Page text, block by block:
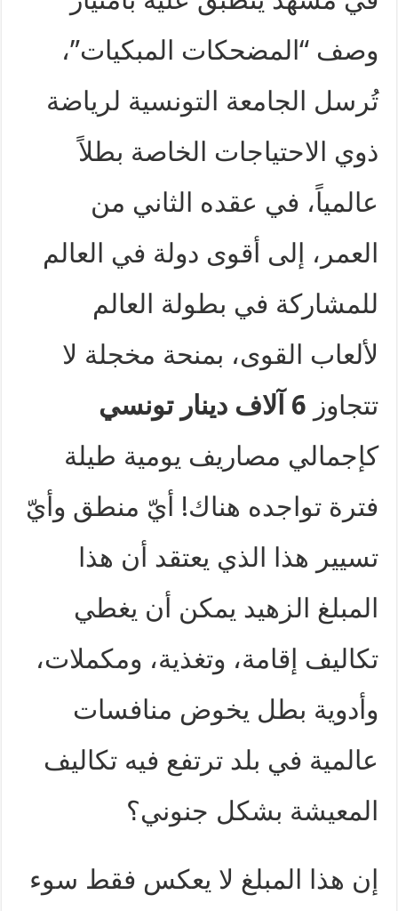
وصف “المضحكات المبكيات”،
تُرسل الجامعة التونسية لرياضة
ذوي الاحتياجات الخاصة بطلاً
عالمياً، في عقده الثاني من
العمر، إلى أقوى دولة في العالم
للمشاركة في بطولة العالم
لألعاب القوى، بمنحة مخجلة لا
تتجاوز 6 آلاف دينار تونسي
كإجمالي مصاريف يومية طيلة
فترة تواجده هناك! أيّ منطق وأيّ
تسيير هذا الذي يعتقد أن هذا
المبلغ الزهيد يمكن أن يغطي
تكاليف إقامة، وتغذية، ومكملات،
وأدوية بطل يخوض منافسات
عالمية في بلد ترتفع فيه تكاليف
المعيشة بشكل جنوني؟
إن هذا المبلغ لا يعكس فقط سوء